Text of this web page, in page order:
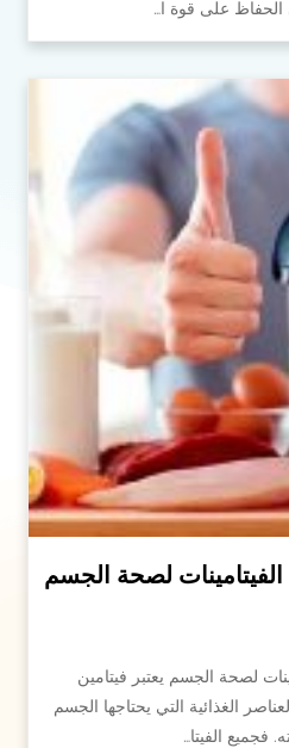
الحفاظ على قوة ا…
الفيتامينات لصحة الجسم
لصحة الجسم يعتبر فيتامين
الغذائية التي يحتاجها الجسم
الفيتا…